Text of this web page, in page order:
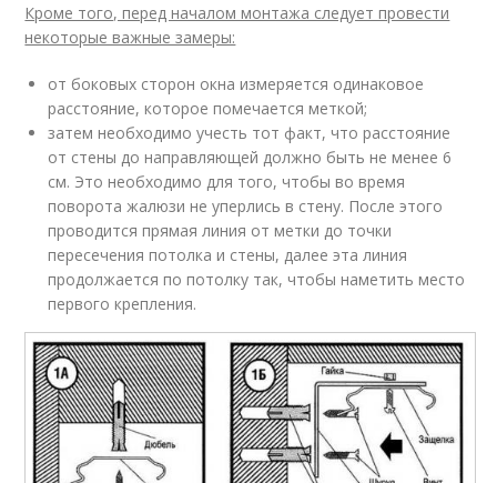
Кроме того, перед началом монтажа следует провести
некоторые важные замеры:
от боковых сторон окна измеряется одинаковое
расстояние, которое помечается меткой;
затем необходимо учесть тот факт, что расстояние
от стены до направляющей должно быть не менее 6
см. Это необходимо для того, чтобы во время
поворота жалюзи не уперлись в стену. После этого
проводится прямая линия от метки до точки
пересечения потолка и стены, далее эта линия
продолжается по потолку так, чтобы наметить место
первого крепления.